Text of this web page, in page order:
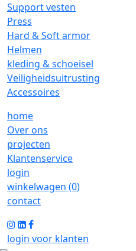
Support vesten
Press
Hard & Soft armor
Helmen
kleding & schoeisel
Veiligheidsuitrusting
Accessoires
home
Over ons
projecten
Klantenservice
login
winkelwagen (0)
contact
login voor klanten